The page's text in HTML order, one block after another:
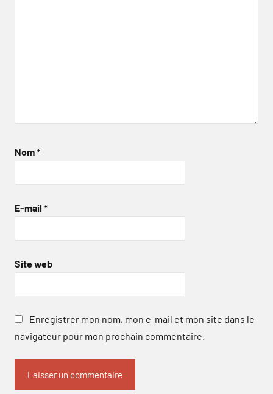
Nom*
E-mail *
Site web
Enregistrer mon nom, mon e-mail et mon site dans le
navigateur pour mon prochain commentaire.